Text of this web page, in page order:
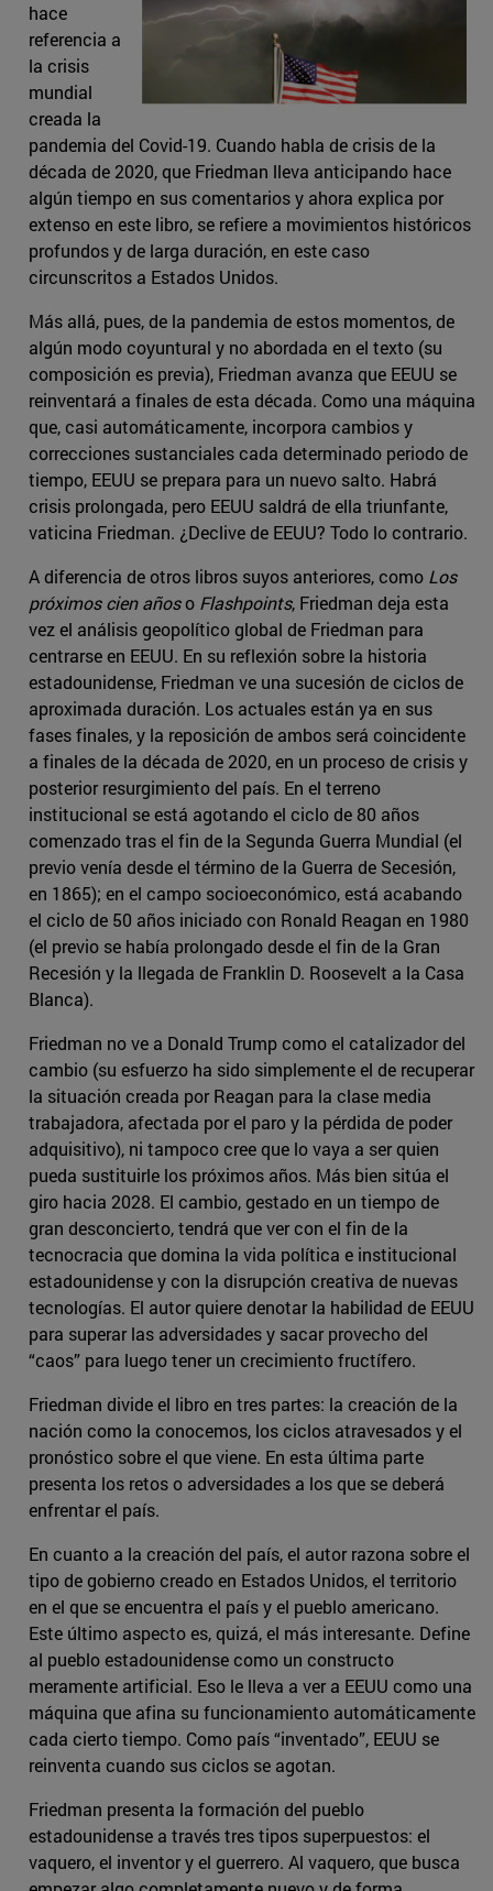
hace
referencia a
la crisis
mundial
creada la
pandemia del Covid-19. Cuando habla de crisis de la
década de 2020, que Friedman lleva anticipando hace
algún tiempo en sus comentarios y ahora explica por
extenso en este libro, se refiere a movimientos históricos
profundos y de larga duración, en este caso
circunscritos a Estados Unidos.
Más allá, pues, de la pandemia de estos momentos, de
algún modo coyuntural y no abordada en el texto (su
composición es previa), Friedman avanza que EEUU se
reinventará a finales de esta década. Como una máquina
que, casi automáticamente, incorpora cambios y
correcciones sustanciales cada determinado periodo de
tiempo, EEUU se prepara para un nuevo salto. Habrá
crisis prolongada, pero EEUU saldrá de ella triunfante,
vaticina Friedman. ¿Declive de EEUU? Todo lo contrario.
A diferencia de otros libros suyos anteriores, como Los
próximos cien añoso Flashpoints, Friedman deja esta
vez el análisis geopolítico global de Friedman para
centrarse en EEUU. En su reflexión sobre la historia
estadounidense, Friedman ve una sucesión de ciclos de
aproximada duración. Los actuales están ya en sus
fases finales, y la reposición de ambos será coincidente
a finales de la década de 2020, en un proceso de crisis y
posterior resurgimiento del país. En el terreno
institucional se está agotando el ciclo de 80 años
comenzado tras el fin de la Segunda Guerra Mundial (el
previo venía desde el término de la Guerra de Secesión,
en 1865); en el campo socioeconómico, está acabando
el ciclo de 50 años iniciado con Ronald Reagan en 1980
(el previo se había prolongado desde el fin de la Gran
Recesión y la llegada de Franklin D. Roosevelt a la Casa
Blanca).
Friedman no ve a Donald Trump como el catalizador del
cambio (su esfuerzo ha sido simplemente el de recuperar
la situación creada por Reagan para la clase media
trabajadora, afectada por el paro y la pérdida de poder
adquisitivo), ni tampoco cree que lo vaya a ser quien
pueda sustituirle los próximos años. Más bien sitúa el
giro hacia 2028. El cambio, gestado en un tiempo de
gran desconcierto, tendrá que ver con el fin de la
tecnocracia que domina la vida política e institucional
estadounidense y con la disrupción creativa de nuevas
tecnologías. El autor quiere denotar la habilidad de EEUU
para superar las adversidades y sacar provecho del
“caos” para luego tener un crecimiento fructífero.
Friedman divide el libro en tres partes: la creación de la
nación como la conocemos, los ciclos atravesados y el
pronóstico sobre el que viene. En esta última parte
presenta los retos o adversidades a los que se deberá
enfrentar el país.
En cuanto a la creación del país, el autor razona sobre el
tipo de gobierno creado en Estados Unidos, el territorio
en el que se encuentra el país y el pueblo americano.
Este último aspecto es, quizá, el más interesante. Define
al pueblo estadounidense como un constructo
meramente artificial. Eso le lleva a ver a EEUU como una
máquina que afina su funcionamiento automáticamente
cada cierto tiempo. Como país “inventado”, EEUU se
reinventa cuando sus ciclos se agotan.
Friedman presenta la formación del pueblo
estadounidense a través tres tipos superpuestos: el
vaquero, el inventor y el guerrero. Al vaquero, que busca